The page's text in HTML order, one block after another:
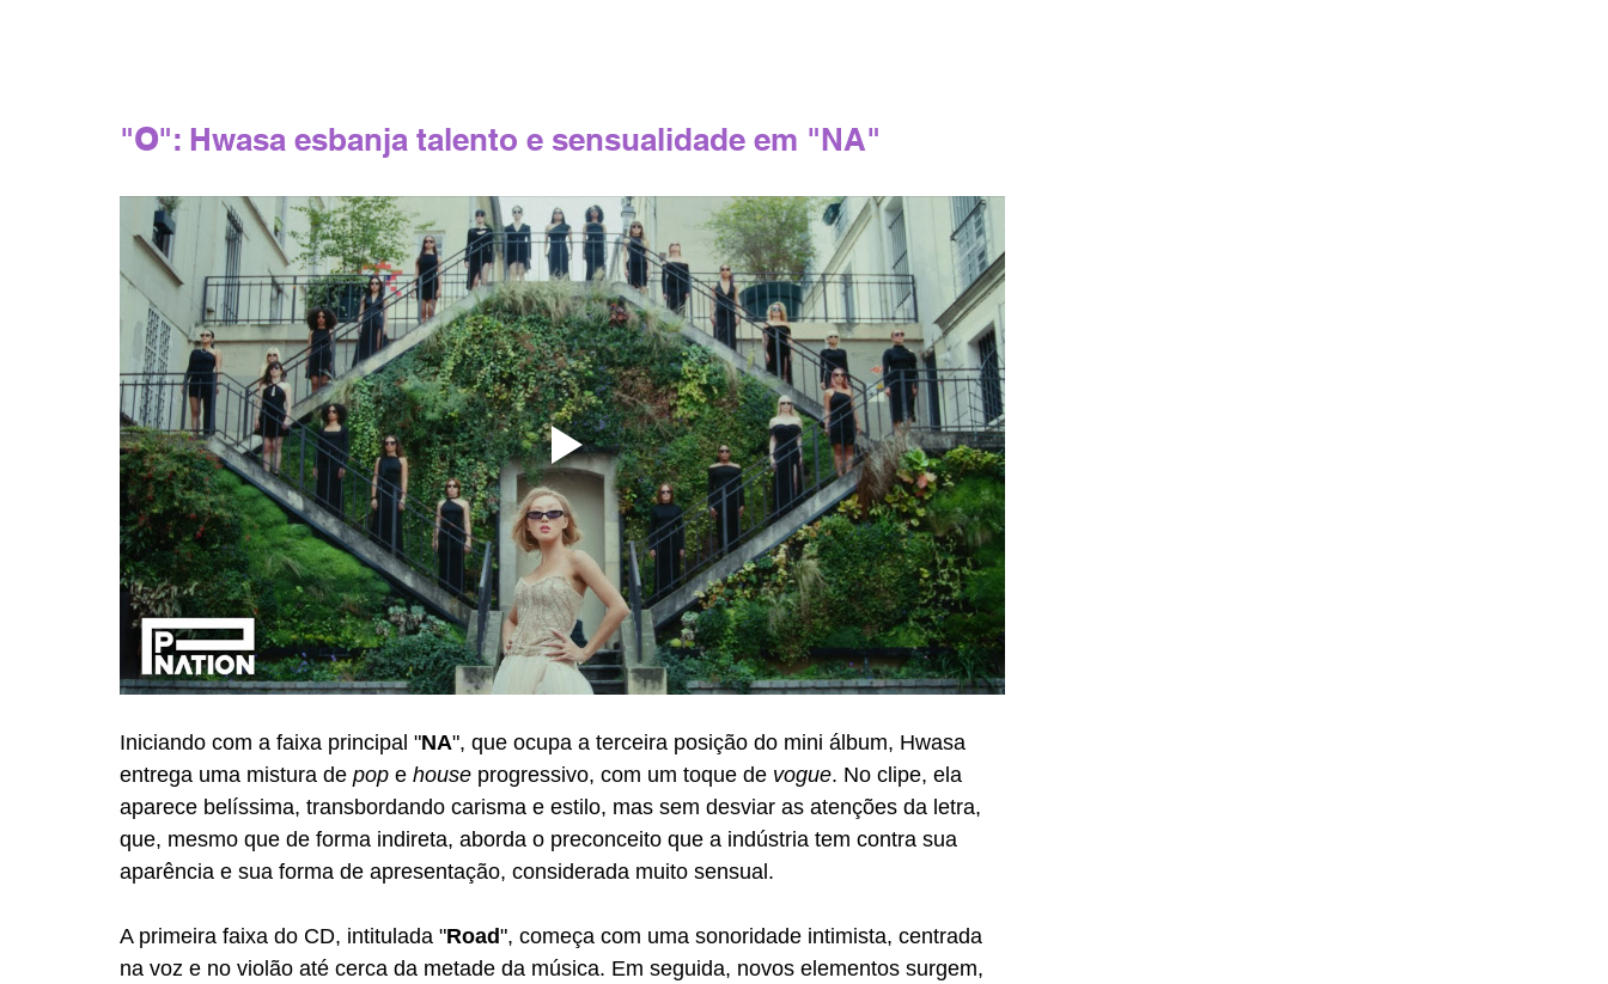
"O": Hwasa esbanja talento e sensualidade em "NA"
Iniciando com a faixa principal "NA", que ocupa a terceira posição do mini álbum, Hwasa
entrega uma mistura de pop e house progressivo, com um toque de vogue. No clipe, ela
aparece belíssima, transbordando carisma e estilo, mas sem desviar as atenções da letra,
que, mesmo que de forma indireta, aborda o preconceito que a indústria tem contra sua
aparência e sua forma de apresentação, considerada muito sensual.
A primeira faixa do CD, intitulada "Road", começa com uma sonoridade intimista, centrada
na voz e no violão até cerca da metade da música. Em seguida, novos elementos surgem,